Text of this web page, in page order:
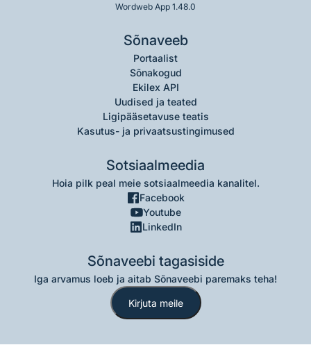
Wordweb App 1.48.0
Sõnaveeb
Portaalist
Sõnakogud
Ekilex API
Uudised ja teated
Ligipääsetavuse teatis
Kasutus- ja privaatsustingimused
Sotsiaalmeedia
Hoia pilk peal meie sotsiaalmeedia kanalitel.
Facebook
Youtube
LinkedIn
Sõnaveebi tagasiside
Iga arvamus loeb ja aitab Sõnaveebi paremaks teha!
Kirjuta meile